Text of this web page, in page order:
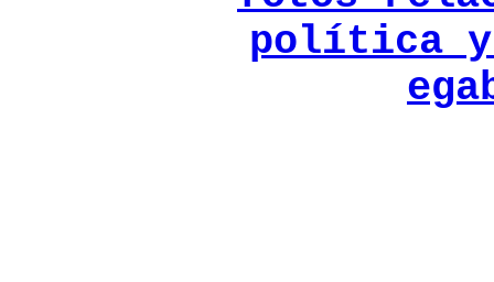
política